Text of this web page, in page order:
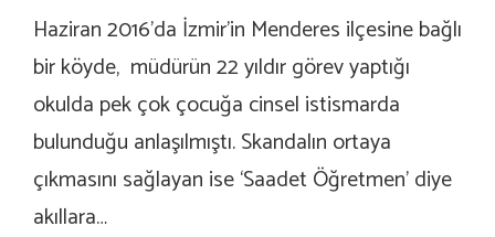
Haziran 2016’da İzmir’in Menderes ilçesine bağlı
bir köyde, müdürün 22 yıldır görev yaptığı
okulda pek çok çocuğa cinsel istismarda
bulunduğu anlaşılmıştı. Skandalın ortaya
çıkmasını sağlayan ise ‘Saadet Öğretmen’ diye
akıllara…